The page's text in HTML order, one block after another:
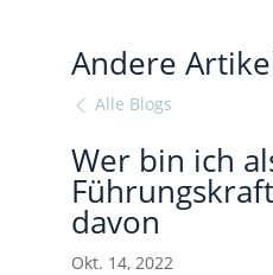
Andere
Alle Blogs
Wer bin ich
davon
Okt. 14, 2022